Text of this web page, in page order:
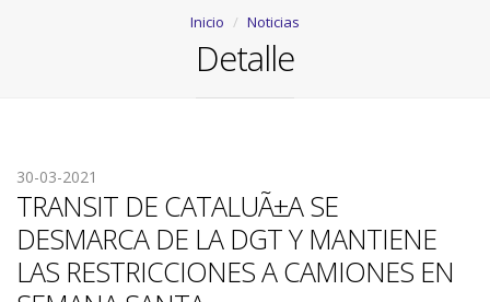
Inicio Noticias
Detalle
30-03-2021
TRANSIT DE CATALUÃ±A SE
DESMARCA DE LA DGT Y MANTIENE
LAS RESTRICCIONES A CAMIONES EN